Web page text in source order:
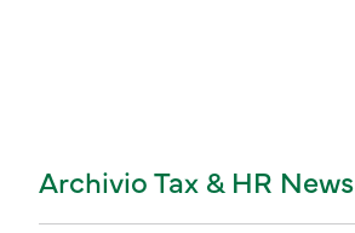
Archivio Tax & HR News